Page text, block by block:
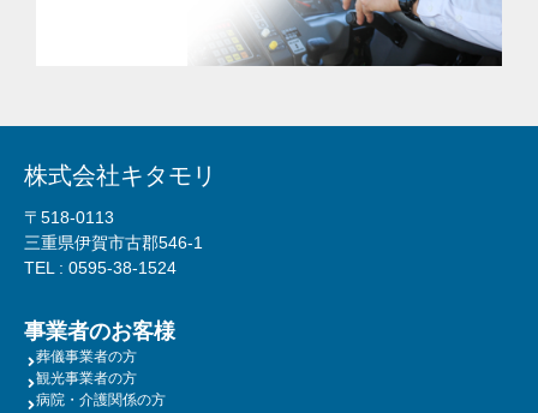
株式会社キタモリ
〒518-0113
三重県伊賀市古郡546-1
TEL : 0595-38-1524
事業者のお客様
葬儀事業者の方
観光事業者の方
病院・介護関係の方